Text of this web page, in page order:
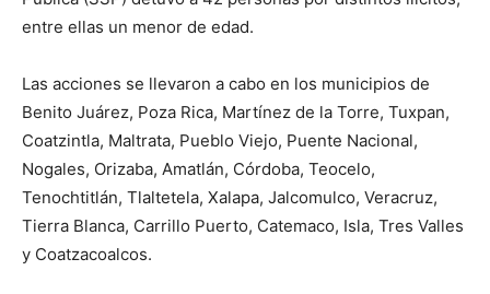
entre ellas un menor de edad.
Las acciones se llevaron a cabo en los municipios de
Benito Juárez, Poza Rica, Martínez de la Torre, Tuxpan,
Coatzintla, Maltrata, Pueblo Viejo, Puente Nacional,
Nogales, Orizaba, Amatlán, Córdoba, Teocelo,
Tenochtitlán, Tlaltetela, Xalapa, Jalcomulco, Veracruz,
Tierra Blanca, Carrillo Puerto, Catemaco, Isla, Tres Valles
y Coatzacoalcos.